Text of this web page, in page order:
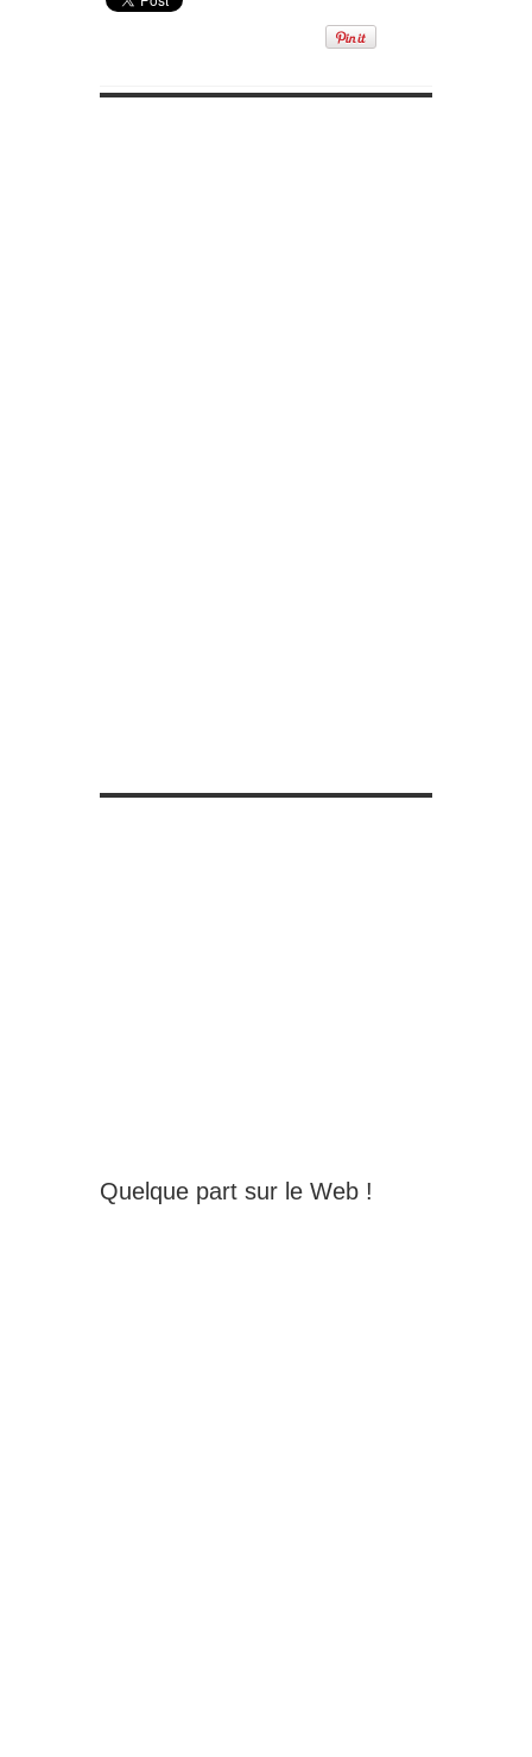
Quelque part sur le Web !